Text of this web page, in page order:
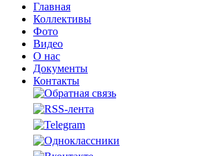
Главная
Коллективы
Фото
Видео
О нас
Документы
Контакты